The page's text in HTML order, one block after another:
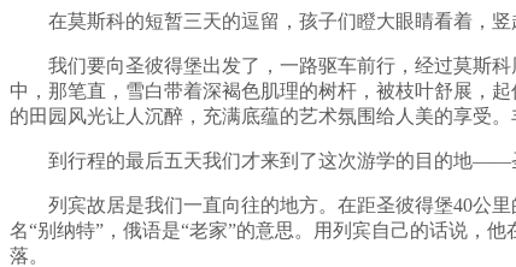
在莫斯科的短暂三天的逗留，孩子们瞪大眼睛看着，
我们要向圣彼得堡出发了，一路驱车前行，经过莫斯
中，那笔直，雪白带着深褐色肌理的树杆，被枝叶舒展，
的田园风光让人沉醉，充满底蕴的艺术氛围给人美的享受
到行程的最后五天我们才来到了这次游学的目的地——
列宾故居是我们一直向往的地方。在距圣彼得堡40公
名“别纳特”，俄语是“老家”的意思。用列宾自己的话说，
落。